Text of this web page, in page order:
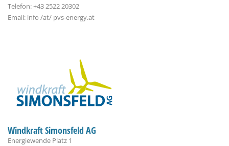
Telefon: +43 2522 20302
Email: info /at/ pvs-energy.at
Windkraft Simonsfeld AG
Energiewende Platz 1